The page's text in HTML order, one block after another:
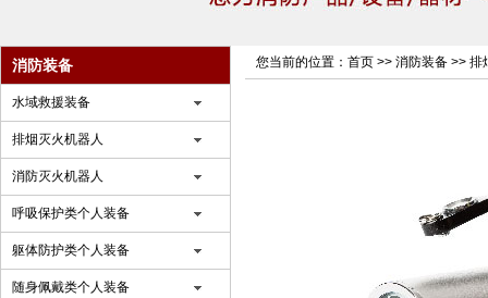
消防装备
水域救援装备
排烟灭火机器人
消防灭火机器人
呼吸保护类个人装备
躯体防护类个人装备
随身佩戴类个人装备
您当前的位置： 首页 >> 消防装备 >> 排